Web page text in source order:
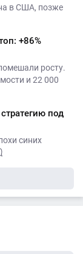
в США, позже
+86%
росту.
и 22 000
под
синих